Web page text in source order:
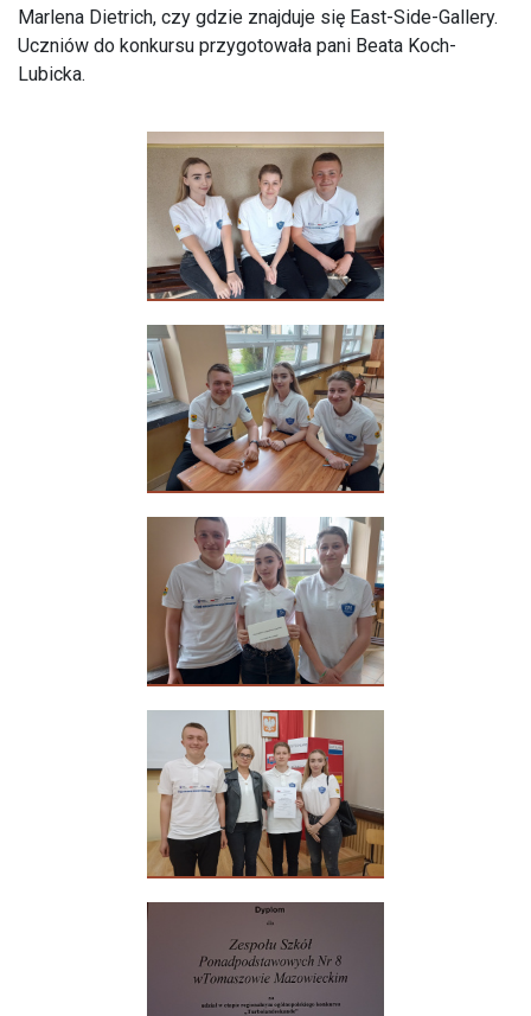
Marlena Dietrich, czy gdzie znajduje się East-Side-Gallery.
Uczniów do konkursu przygotowała pani Beata Koch-
Lubicka.